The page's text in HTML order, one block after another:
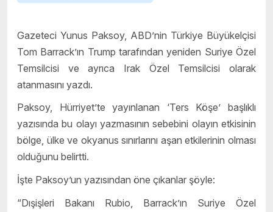
Gazeteci Yunus Paksoy, ABD’nin Türkiye Büyükelçisi
Tom Barrack’ın Trump tarafından yeniden Suriye Özel
Temsilcisi ve ayrıca Irak Özel Temsilcisi olarak
atanmasını yazdı.
Paksoy, Hürriyet’te yayınlanan ‘Ters Köşe’ başlıklı
yazısında bu olayı yazmasının sebebini olayın etkisinin
bölge, ülke ve okyanus sınırlarını aşan etkilerinin olması
olduğunu belirtti.
İşte Paksoy’un yazısından öne çıkanlar şöyle:
“Dışişleri Bakanı Rubio, Barrack’ın Suriye Özel